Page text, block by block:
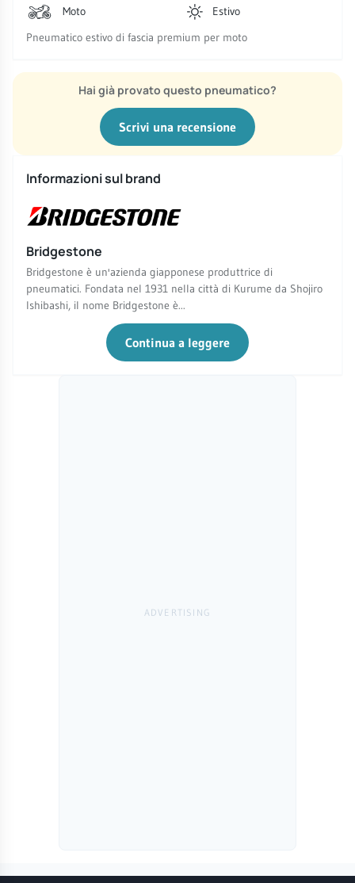
Moto
Estivo
Pneumatico estivo di fascia premium per moto
Hai già provato questo pneumatico?
Scrivi una recensione
Informazioni sul brand
Bridgestone
Bridgestone è un'azienda giapponese produttrice di
pneumatici. Fondata nel 1931 nella città di Kurume da Shojiro
Ishibashi, il nome Bridgestone è...
Continua a leggere